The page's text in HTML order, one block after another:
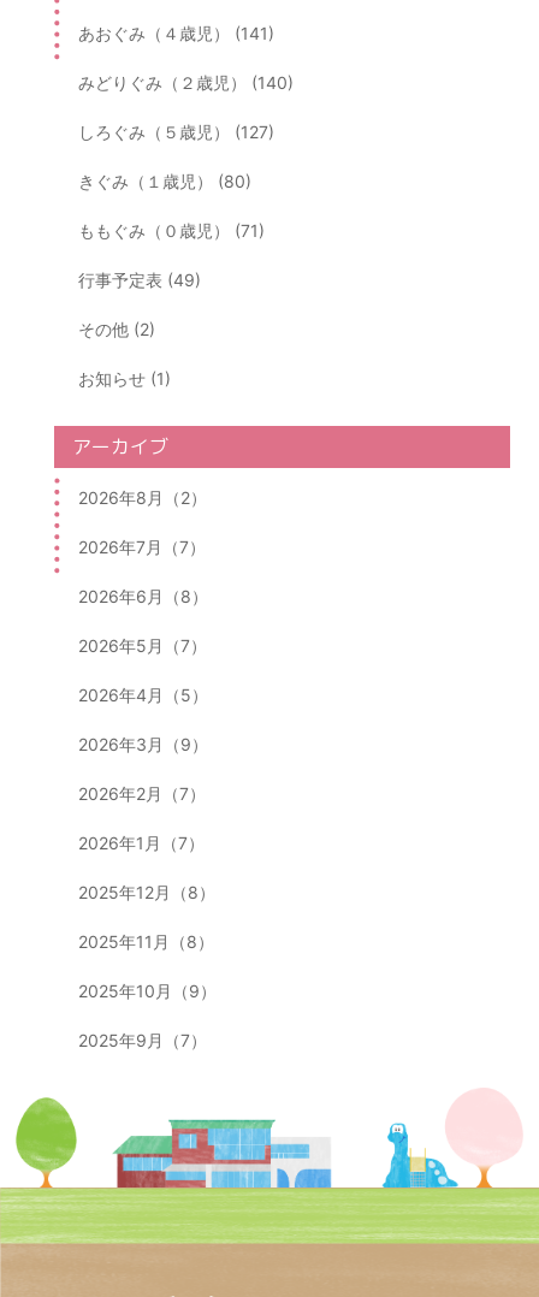
あおぐみ（４歳児） (141)
みどりぐみ（２歳児） (140)
しろぐみ（５歳児） (127)
きぐみ（１歳児） (80)
ももぐみ（０歳児） (71)
行事予定表 (49)
その他 (2)
お知らせ (1)
アーカイブ
2026年8月（2）
2026年7月（7）
2026年6月（8）
2026年5月（7）
2026年4月（5）
2026年3月（9）
2026年2月（7）
2026年1月（7）
2025年12月（8）
2025年11月（8）
2025年10月（9）
2025年9月（7）